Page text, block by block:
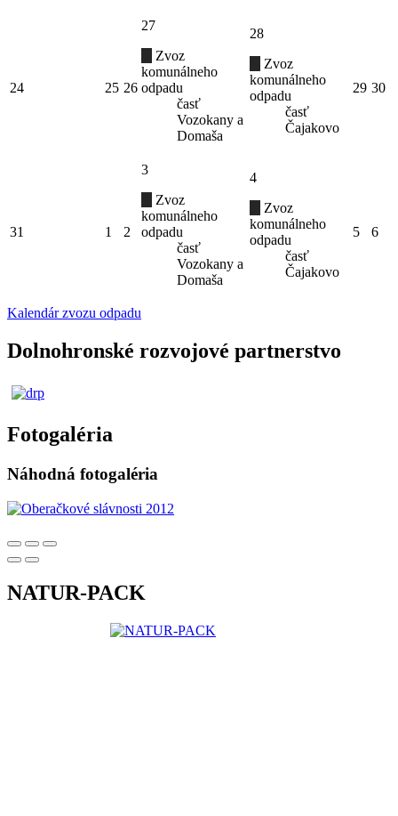
24 25 26
27
Zvoz
komunálneho
odpadu
časť
Vozokany a
Domaša
28
Zvoz
komunálneho
odpadu
časť
Čajakovo
29 30
31 1 2
3
Zvoz
komunálneho
odpadu
časť
Vozokany a
Domaša
4
Zvoz
komunálneho
odpadu
časť
Čajakovo
5 6
Kalendár zvozu odpadu
Dolnohronské rozvojové partnerstvo
Fotogaléria
Náhodná fotogaléria
NATUR-PACK